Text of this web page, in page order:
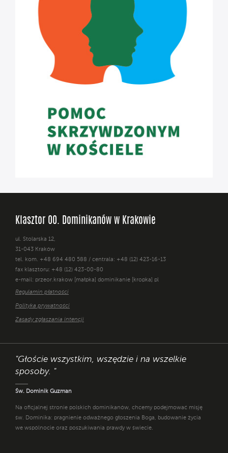
Klasztor OO. Dominikanów w Krakowie
ul. Stolarska 12,
31-043 Kraków
tel. kom. +48 694 480 588 / centrala: +48 (12) 423-16-13
fax klasztoru: +48 (12) 423-00-80
e-mail: przeor.krakow [małpka] dominikanie [kropka] pl
Regulamin płatności
Polityka prywatności
Zasady zgłaszania intencji
"Głoście wszystkim, wszędzie i na wszelkie
sposoby. "
Św. Dominik Guzman
Na oficjalnej stronie polskich dominikanów, chcemy podejmować misję
św. Dominika: pragnienie odważnego głoszenia Boga, budowanie życia
we wspólnocie oraz poszukiwania prawdy w świecie.